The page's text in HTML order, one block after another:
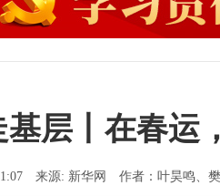
基层丨在春运
来源: 新华网 作者：叶昊鸣、